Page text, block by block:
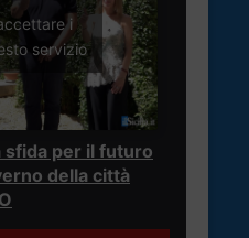
i
servizio
sfida per il futuro
della città